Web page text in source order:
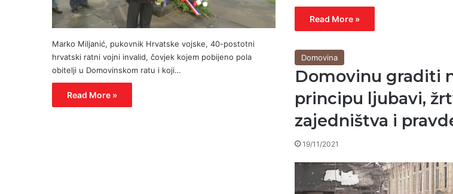
Read More »
Marko Miljanić, pukovnik Hrvatske vojske, 40-postotni
hrvatski ratni vojni invalid, čovjek kojem pobijeno pola
obitelji u Domovinskom ratu i koji…
Read More »
Domovina
Domovinu graditi
principu ljubavi,
zajedništva i
19/11/2021